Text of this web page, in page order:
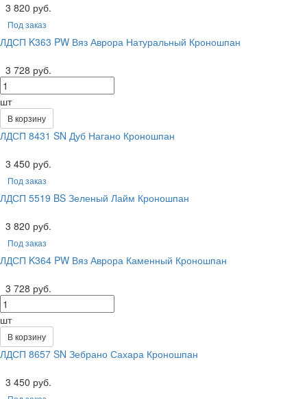
3 820 руб.
Под заказ
ЛДСП K363 PW Вяз Аврора Натуральный Кроношпан
3 728 руб.
шт
В корзину
ЛДСП 8431 SN Дуб Нагано Кроношпан
3 450 руб.
Под заказ
ЛДСП 5519 BS Зеленый Лайм Кроношпан
3 820 руб.
Под заказ
ЛДСП K364 PW Вяз Аврора Каменный Кроношпан
3 728 руб.
шт
В корзину
ЛДСП 8657 SN Зебрано Сахара Кроношпан
3 450 руб.